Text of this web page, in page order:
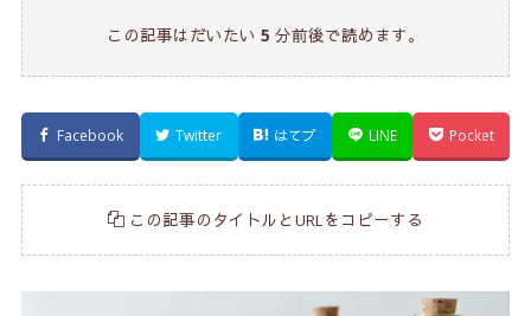
この記事はだいたい 5 分前後で読めます。
Facebook Twitter はてブ LINE Pocket
この記事のタイトルとURLをコピーする